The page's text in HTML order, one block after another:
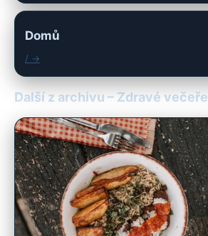
Domů
/ →
Další z archivu – Zdravé večeře